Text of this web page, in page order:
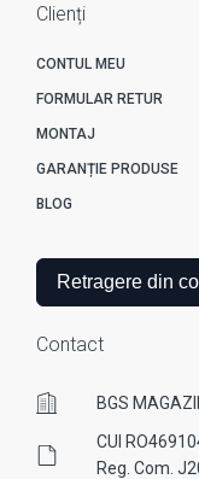
Clienți
CONTUL MEU
FORMULAR RETUR
MONTAJ
GARANȚIE PRODUSE
BLOG
Retragere din
Contact
BGS
CUI
Reg. Com.